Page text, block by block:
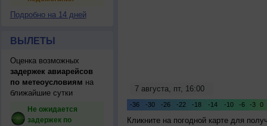
Подробно на 14 дней
ВЫЛЕТЫ
Оценка возможных
задержек авиарейсов
по метеоусловиям на
ближайшие сутки
Не ожидается
задержек по
Кликните на погодной карте для